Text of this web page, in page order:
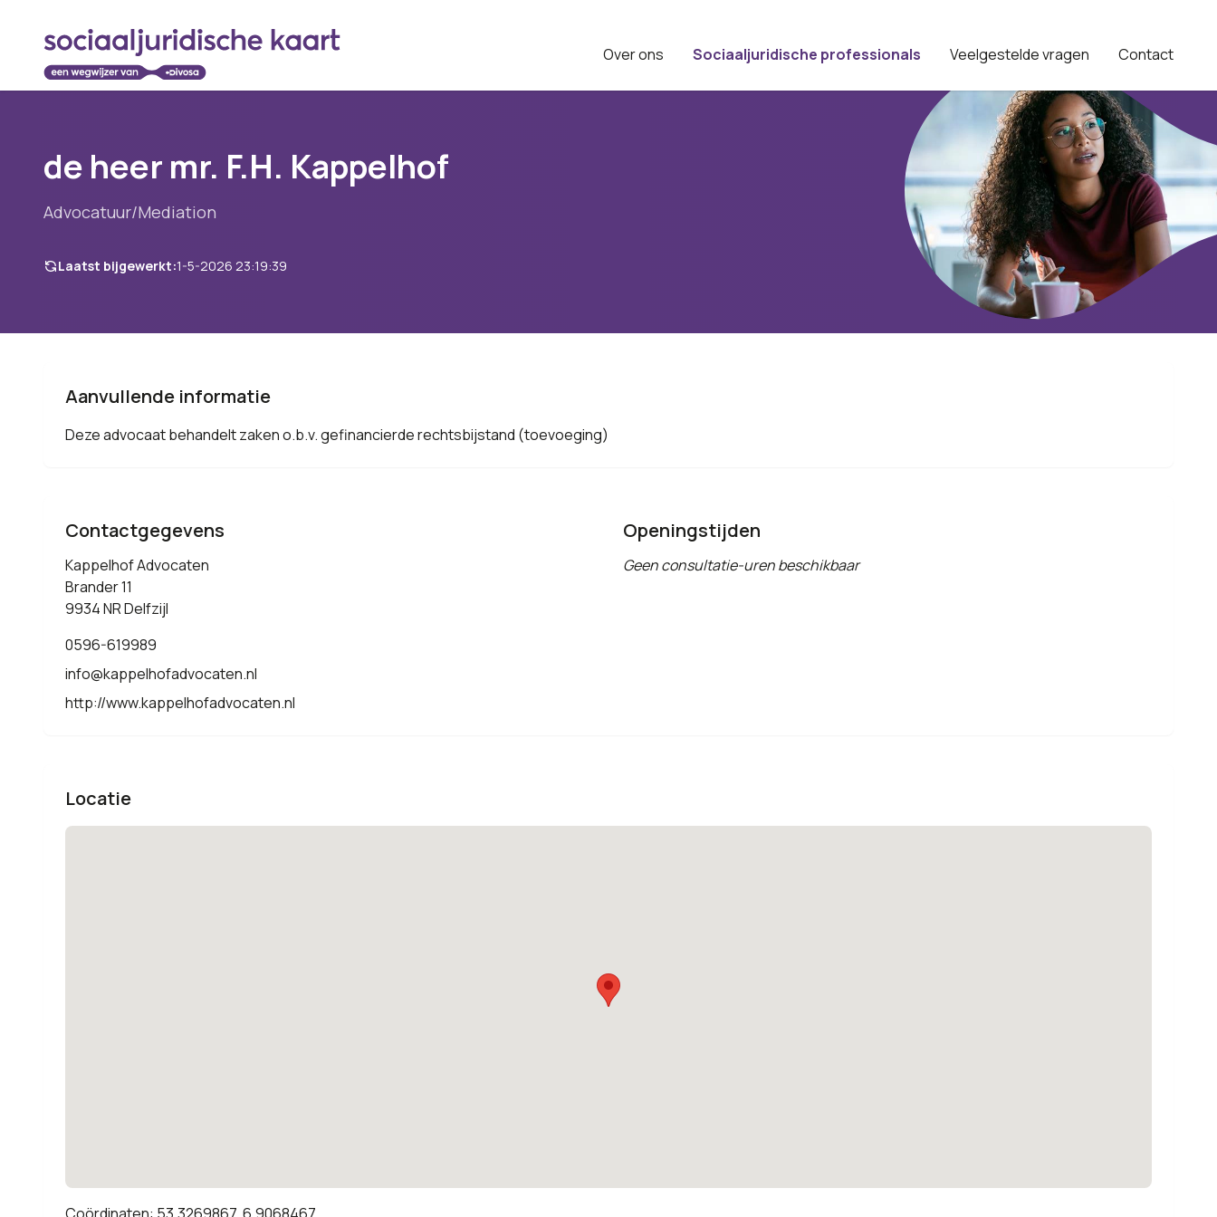
Over ons Sociaaljuridische professionals Veelgestelde vragen Contact
de heer mr. F.H. Kappelhof
Advocatuur/Mediation
Laatst bijgewerkt:1-5-2026 23:19:39
Aanvullende informatie
Deze advocaat behandelt zaken o.b.v. gefinancierde rechtsbijstand (toevoeging)
Contactgegevens
Kappelhof Advocaten
Brander 11
9934 NR Delfzijl
0596-619989
info@kappelhofadvocaten.nl
http://www.kappelhofadvocaten.nl
Openingstijden
Geen consultatie-uren beschikbaar
Locatie